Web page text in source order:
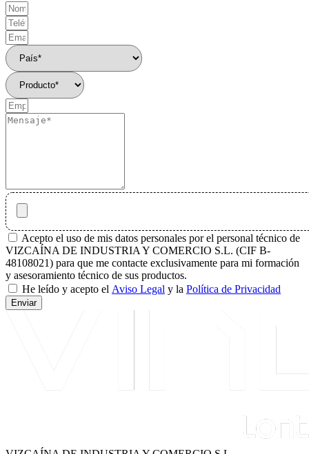
Acepto el uso de mis datos personales por el personal técnico de
VIZCAÍNA DE INDUSTRIA Y COMERCIO S.L. (CIF B-
48108021) para que me contacte exclusivamente para mi formación
y asesoramiento técnico de sus productos.
He leído y acepto el Aviso Legal y la Política de Privacidad
Enviar